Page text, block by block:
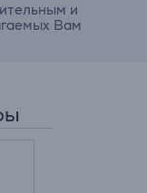
и
Вам